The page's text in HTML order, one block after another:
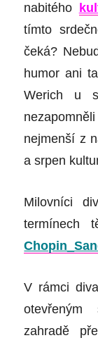
nabitého
tímto
čeká?
humor ani
Werich u
nejmenší z
a srpen
Milovníci
termínech
V rámci
zahradě